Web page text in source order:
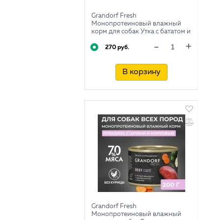
Grandorf Fresh
Монопротеиновый влажный
корм для собак Утка с бататом и
270 руб. - +
В корзину
Grandorf Fresh
Монопротеиновый влажный